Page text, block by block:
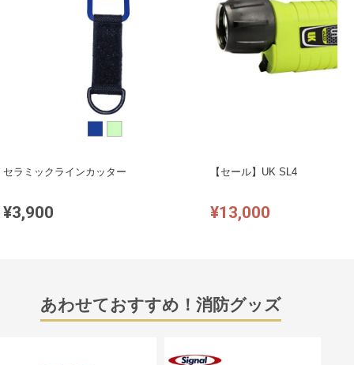
セラミックラインカッター
¥3,900
【セール】UK SL4
¥13,000
あわせておすすめ！消防グッズ